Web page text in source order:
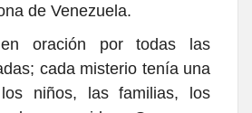
de Venezuela.
oración por todas las
cada misterio tenía una
niños, las familias, los